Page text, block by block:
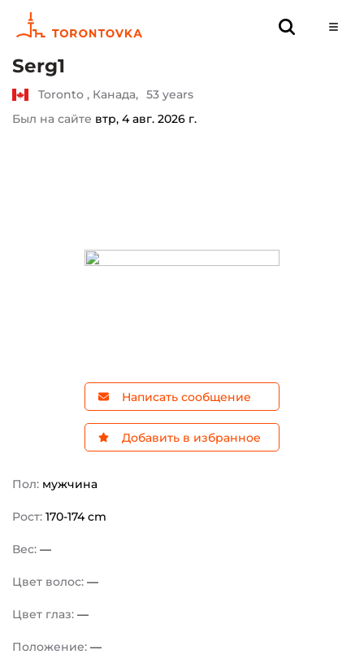
Serg1
Toronto , Канада, 53 years
Был на сайте втр, 4 авг. 2026 г.
Написать сообщение
Добавить в избранное
Пол: мужчина
Рост: 170-174 cm
Вес: —
Цвет волос: —
Цвет глаз: —
Положение: —